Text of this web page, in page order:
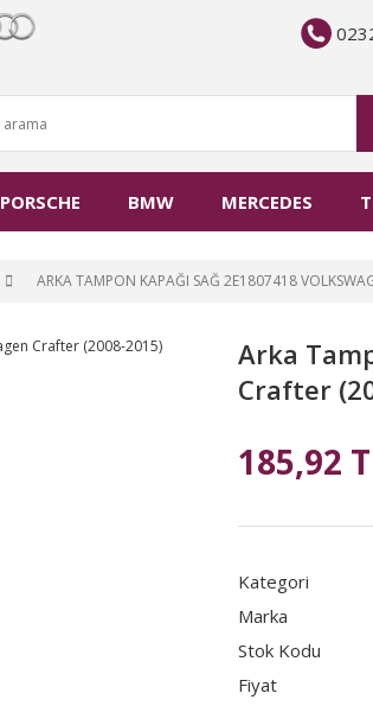
PORSCHE BMW MERCEDES
ARKA TAMPON KAPAĞI SAĞ 2E1807418
Arka
Crafter
185,92
Kategori
Marka
Stok Kodu
Fiyat